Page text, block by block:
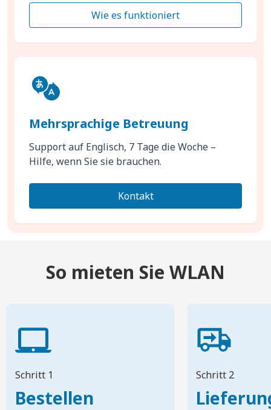
Wie es funktioniert
Mehrsprachige Betreuung
Support auf Englisch, 7 Tage die Woche –
Hilfe, wenn Sie sie brauchen.
Kontakt
So mieten Sie WLAN
Schritt 1
Bestellen
Schritt 2